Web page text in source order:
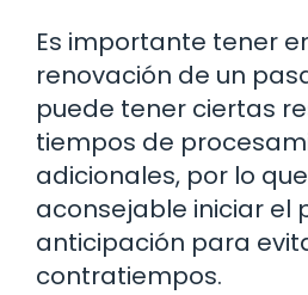
Es importante tener
renovación de un
puede tener ciertas
tiempos de
adicionales, por lo
aconsejable iniciar el
anticipación para
contratiempos.